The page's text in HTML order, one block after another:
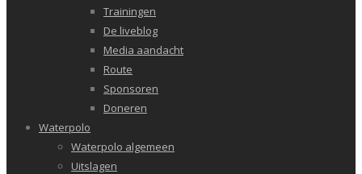
Trainingen
De liveblog
Media aandacht
Route
Sponsoren
Doneren
Waterpolo
Waterpolo algemeen
Uitslagen